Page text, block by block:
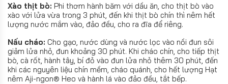
Xào thịt bò: Phi thơm hành băm với dầu ăn, cho thịt bò vào
xào với lửa vừa trong 3 phút, đến khi thịt bò chín thì nêm hết
lượng nước mắm vào, đảo đều, cho ra đĩa để riêng.
Nấu cháo: Cho gạo, nước dùng và nước lọc vào nồi đun sôi
giảm lửa nhỏ, đun khoảng 30 phút. Khi cháo chín, cho tiếp thịt
bò, cà rốt, hành tây, bí đỏ vào đun lửa nhỏ thêm 30 phút, đến
khi các nguyên liệu chín mềm, cháo quánh, cho hết lượng Hạt
nêm Aji-ngon® Heo và hành lá vào đảo đều, tắt bếp.